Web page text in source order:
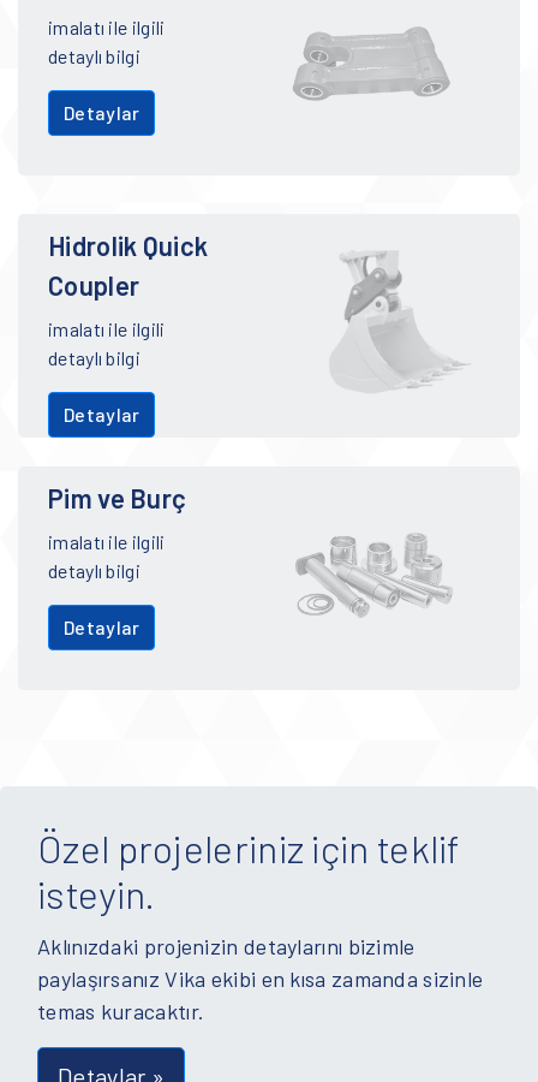
imalatı ile ilgili
detaylı bilgi
Detaylar
Hidrolik Quick
Coupler
imalatı ile ilgili
detaylı bilgi
Detaylar
Pim ve Burç
imalatı ile ilgili
detaylı bilgi
Detaylar
Özel projeleriniz için teklif
isteyin.
Aklınızdaki projenizin detaylarını bizimle
paylaşırsanız Vika ekibi en kısa zamanda sizinle
temas kuracaktır.
Detaylar »